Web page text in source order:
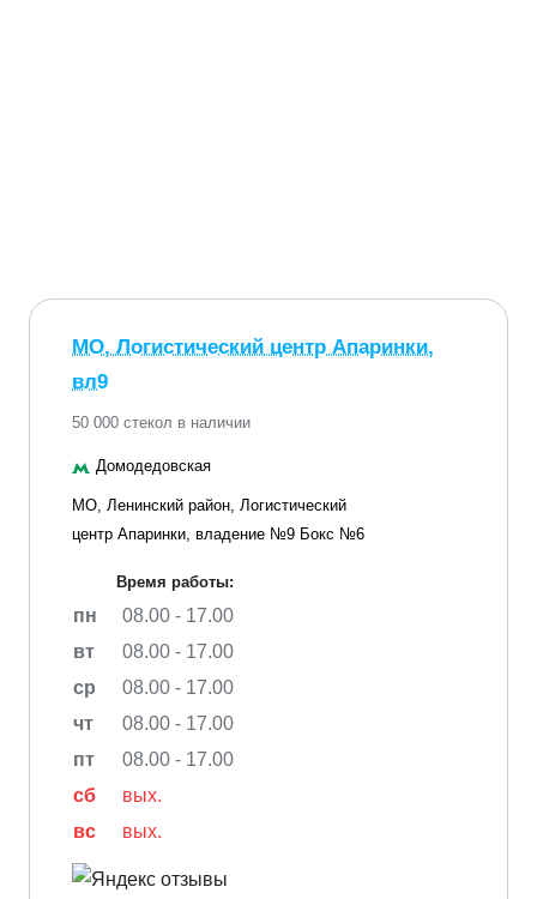
МО, Логистический центр Апаринки,
вл9
50 000 стекол в наличии
Домодедовская
МО, Ленинский район, Логистический
центр Апаринки, владение №9 Бокс №6
Время работы:
пн
08.00 - 17.00
вт
08.00 - 17.00
ср
08.00 - 17.00
чт
08.00 - 17.00
пт
08.00 - 17.00
сб
вых.
вс
вых.